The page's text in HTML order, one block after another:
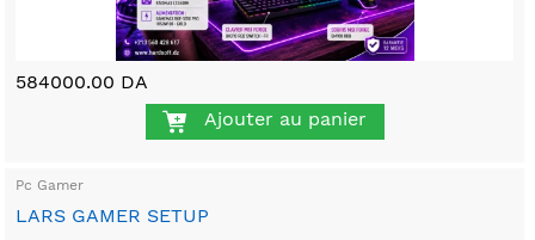
584000.00 DA
Ajouter au panier
Pc Gamer
LARS GAMER SETUP